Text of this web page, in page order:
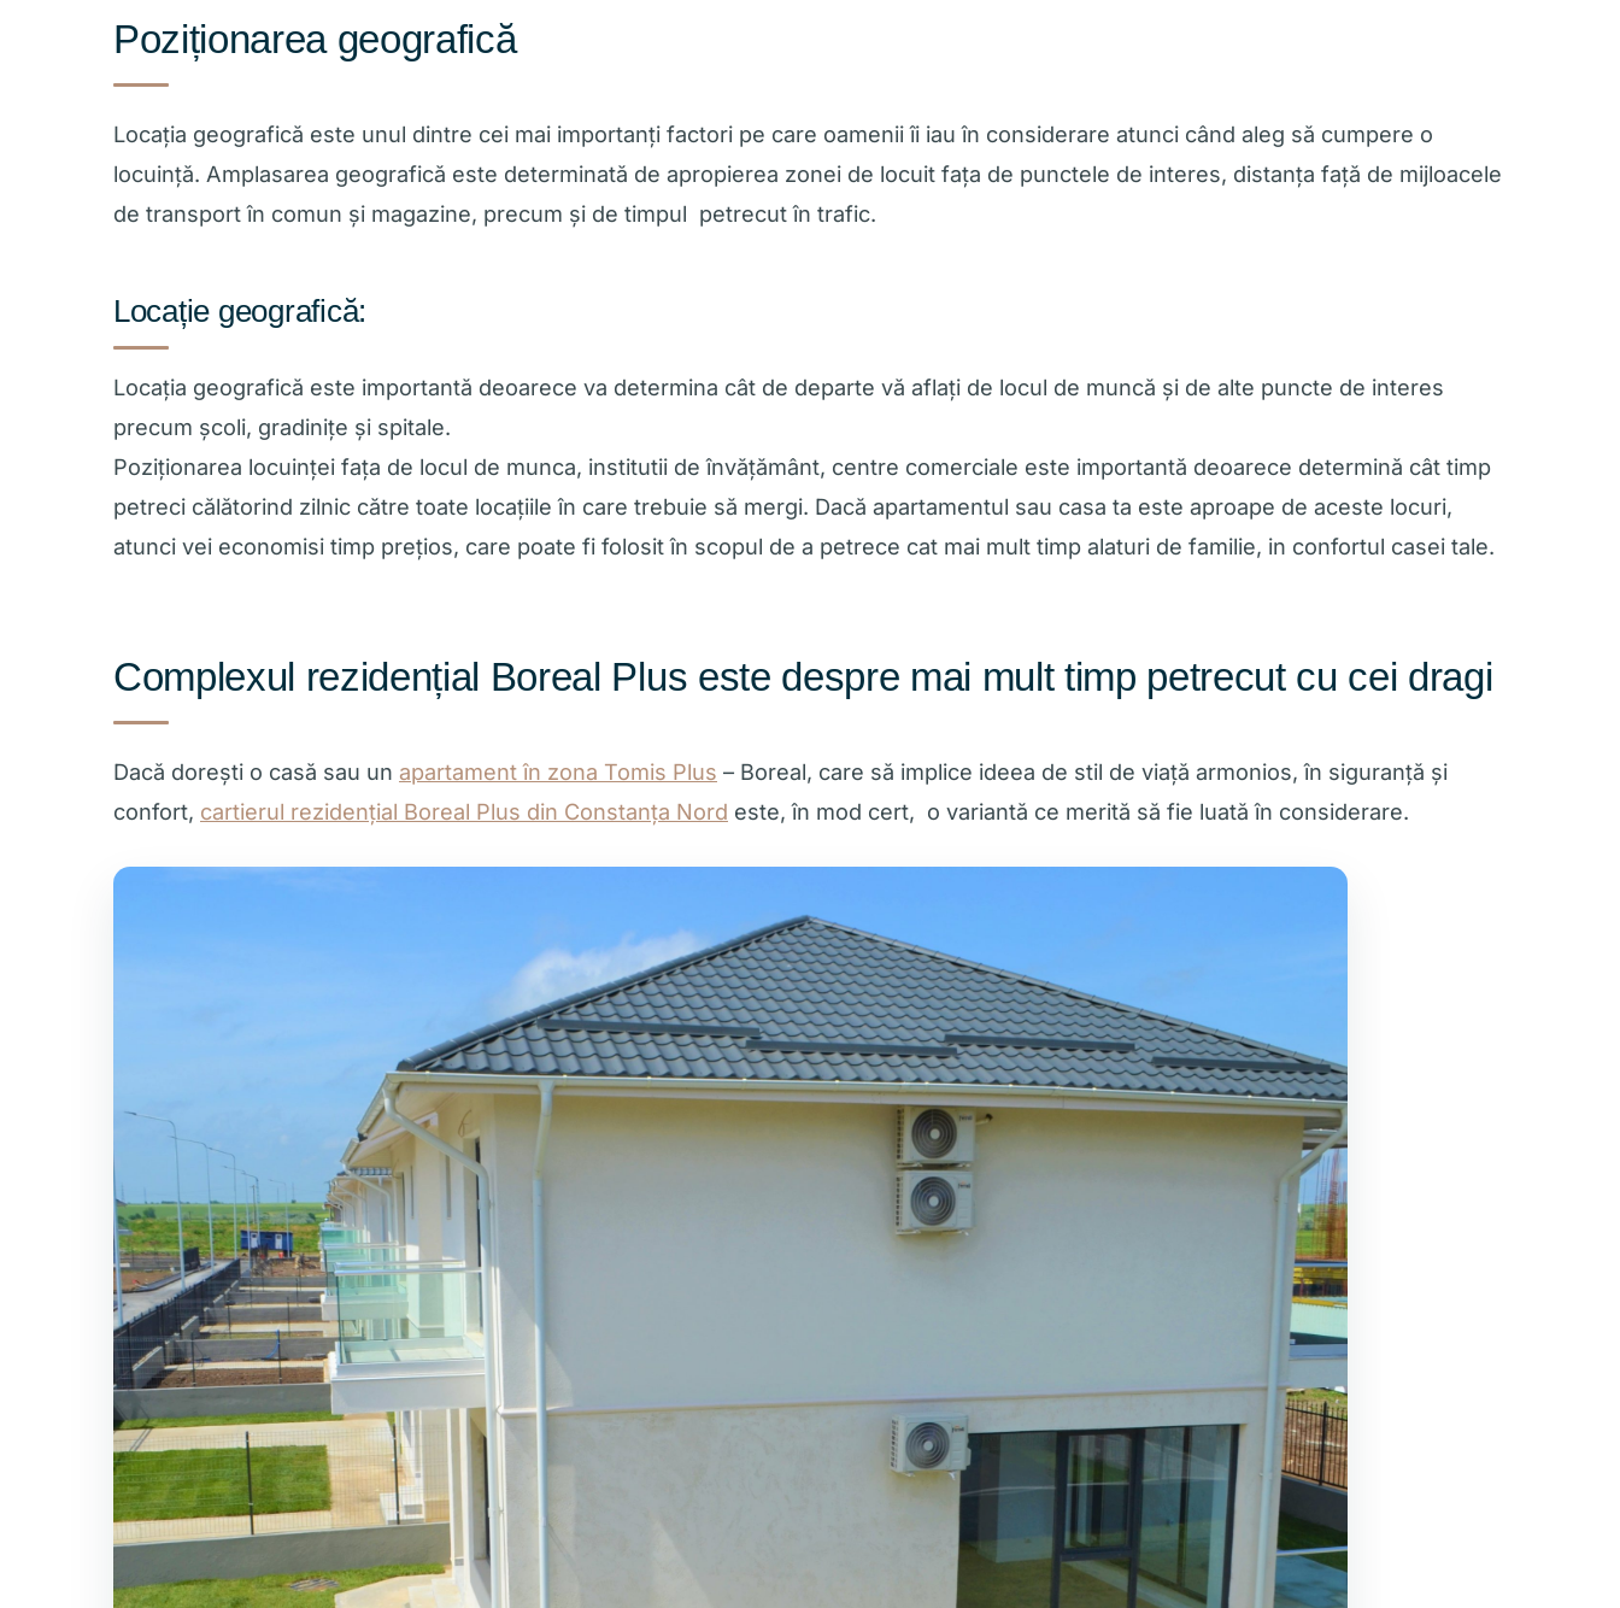
Poziționarea geografică
Locația geografică este unul dintre cei mai importanți factori pe care oamenii îi iau în considerare atunci când aleg să cumpere o
locuință. Amplasarea geografică este determinată de apropierea zonei de locuit fața de punctele de interes, distanța față de mijloacele
de transport în comun și magazine, precum și de timpul petrecut în trafic.
Locație geografică:
Locația geografică este importantă deoarece va determina cât de departe vă aflați de locul de muncă și de alte puncte de interes
precum școli, gradinițe și spitale.
Poziționarea locuinței fața de locul de munca, institutii de învățământ, centre comerciale este importantă deoarece determină cât timp
petreci călătorind zilnic către toate locațiile în care trebuie să mergi. Dacă apartamentul sau casa ta este aproape de aceste locuri,
atunci vei economisi timp prețios, care poate fi folosit în scopul de a petrece cat mai mult timp alaturi de familie, in confortul casei tale.
Complexul rezidențial Boreal Plus este despre mai mult timp petrecut cu cei dragi
Dacă dorești o casă sau un apartament în zona Tomis Plus – Boreal, care să implice ideea de stil de viață armonios, în siguranță și
confort, cartierul rezidențial Boreal Plus din Constanța Nord este, în mod cert, o variantă ce merită să fie luată în considerare.